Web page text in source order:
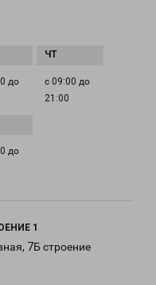
до
с 09:00 до
21:00
до
1
7Б строение